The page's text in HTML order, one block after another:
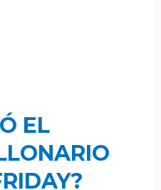
EL